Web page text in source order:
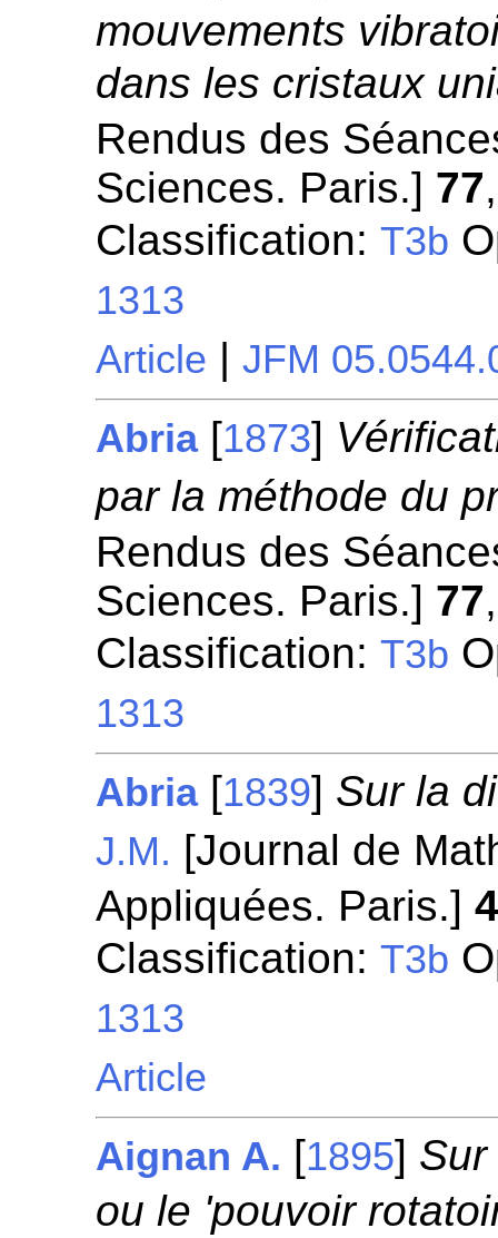
mouvements
dans les cristaux
Rendus des
Sciences. Paris.] 77
Classification:T3b
1313
Article |JFM
Abria [1873]
par la méthode du
Rendus des
Sciences. Paris.] 77
Classification:T3b
1313
Abria [1839] Sur la
J.M. [Journal de
Appliquées. Paris.]
Classification:T3b
1313
Article
Aignan A. [1895]
ou le 'pouvoir